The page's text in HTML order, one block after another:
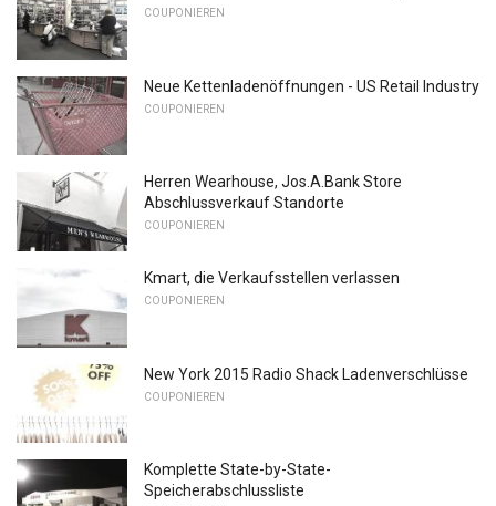
COUPONIEREN
Neue Kettenladenöffnungen - US Retail Industry
COUPONIEREN
Herren Wearhouse, Jos.A.Bank Store
Abschlussverkauf Standorte
COUPONIEREN
Kmart, die Verkaufsstellen verlassen
COUPONIEREN
New York 2015 Radio Shack Ladenverschlüsse
COUPONIEREN
Komplette State-by-State-
Speicherabschlussliste